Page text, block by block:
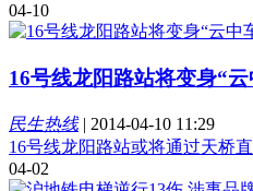
04-10
16号线龙阳路站将变身“
民生热线| 2014-04-10 11:29
16号线龙阳路站或将通过天桥
04-02